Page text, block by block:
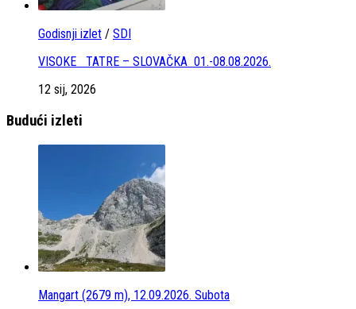
Godisnji izlet / SDI
VISOKE TATRE – SLOVAČKA 01.-08.08.2026.
12 sij, 2026
Budući izleti
Mangart (2679 m), 12.09.2026. Subota